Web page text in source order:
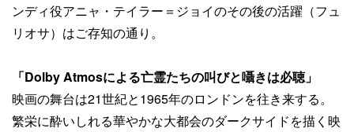
ンディ役アニャ・テイラー＝ジョイのその後の活躍（フュ
リオサ）はご存知の通り。
「Dolby Atmosによる亡霊たちの叫びと囁きは必聴」
映画の舞台は21世紀と1965年のロンドンを往き来する。
繁栄に酔いしれる華やかな大都会のダークサイドを描く映